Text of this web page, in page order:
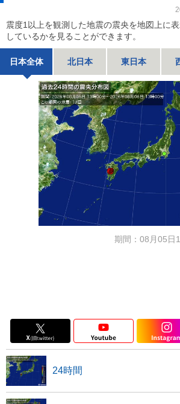
震度1以上を観測した地震の震央を地図上に
しているかを見ることができます。
日本全体 北日本 東日本
期間：08月05日
24時間